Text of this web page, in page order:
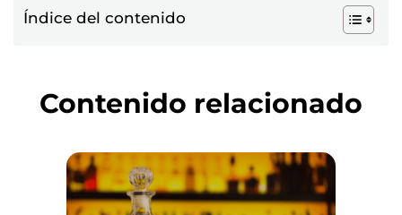
Índice del contenido
Contenido relacionado